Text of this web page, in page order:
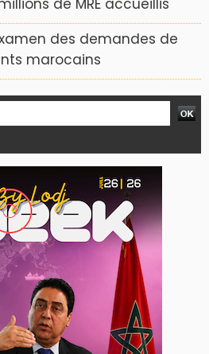
de MRE accueillis
des demandes de
marocains